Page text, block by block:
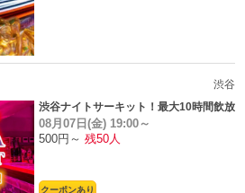
渋谷
渋谷ナイトサーキット！最大10時間飲放
題
08月07日(金) 19:00～
500円～ 残50人
クーポンあり